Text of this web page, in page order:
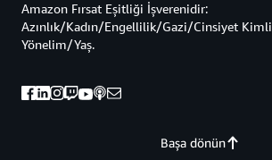
Başa dönün
Amazon Fırsat Eşitliği İşverenidir:
Azınlık/Kadın/Engellilik/Gazi/Cinsiyet
Yönelim/Yaş.